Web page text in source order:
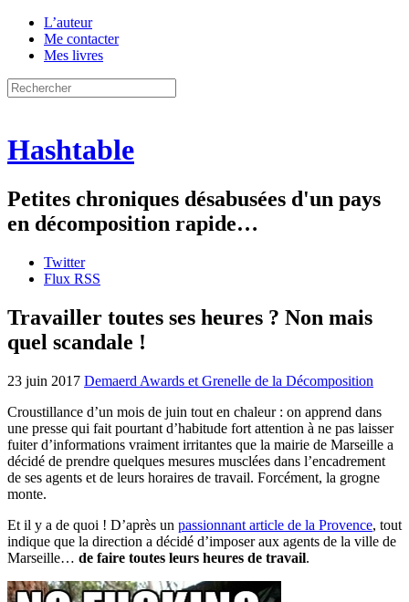
L’auteur
Me contacter
Mes livres
Hashtable
Petites chroniques désabusées d'un pays
en décomposition rapide…
Twitter
Flux RSS
Travailler toutes ses heures ? Non mais
quel scandale !
23 juin 2017 Demaerd Awards et Grenelle de la Décomposition
Croustillance d’un mois de juin tout en chaleur : on apprend dans
une presse qui fait pourtant d’habitude fort attention à ne pas laisser
fuiter d’informations vraiment irritantes que la mairie de Marseille a
décidé de prendre quelques mesures musclées dans l’encadrement
de ses agents et de leurs horaires de travail. Forcément, la grogne
monte.
Et il y a de quoi ! D’après un passionnant article de la Provence, tout
indique que la direction a décidé d’imposer aux agents de la ville de
Marseille… de faire toutes leurs heures de travail.